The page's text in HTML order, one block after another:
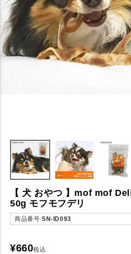
【 犬 おやつ 】mof mof
50g モフモフデリ
商品番号 SN-ID093
¥660税込